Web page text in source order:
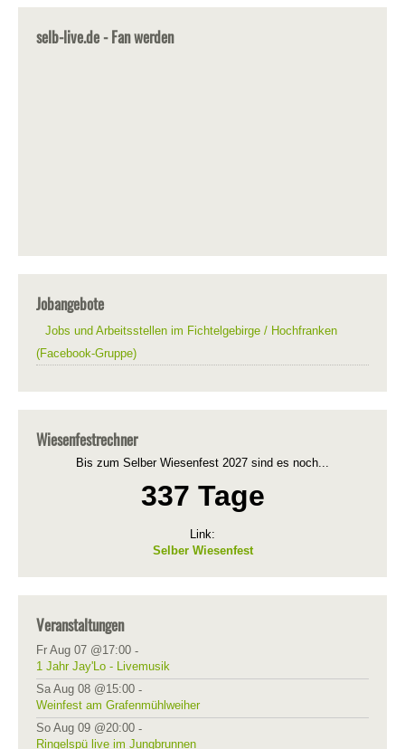
selb-live.de - Fan werden
Jobangebote
Jobs und Arbeitsstellen im Fichtelgebirge / Hochfranken
(Facebook-Gruppe)
Wiesenfestrechner
Bis zum Selber Wiesenfest 2027 sind es noch...
337 Tage
Link:
Selber Wiesenfest
Veranstaltungen
Fr Aug 07 @17:00 -
1 Jahr Jay'Lo - Livemusik
Sa Aug 08 @15:00 -
Weinfest am Grafenmühlweiher
So Aug 09 @20:00 -
Ringelspü live im Jungbrunnen